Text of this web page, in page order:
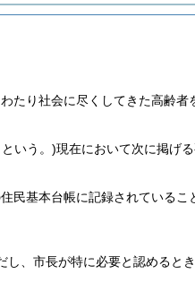
たり社会に尽くしてきた高齢者
いう。)現在において次に掲げ
民基本台帳に記録されているこ
し、市長が特に必要と認めると